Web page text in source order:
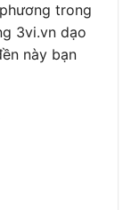
trong
3vi.vn dạo
này bạn